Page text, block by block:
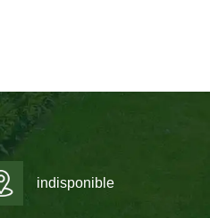
indisponible